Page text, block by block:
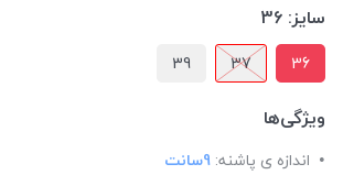
سایز: 36
36
37
39
ویژگی‌ها
اندازه ی پاشنه: 9سانت